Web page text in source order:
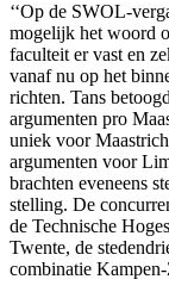
‘‘Op de SWOL-
mogelijk het woord
faculteit er vast en
vanaf nu op het
richten. Tans
argumenten pro
uniek voor
argumenten voor
brachten eveneens
stelling. De
de Technische
Twente, de
combinatie